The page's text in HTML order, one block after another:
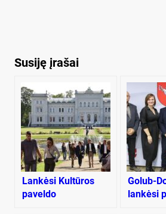
Susiję įrašai
Lankėsi Kultūros
paveldo
Golub-
lankėsi